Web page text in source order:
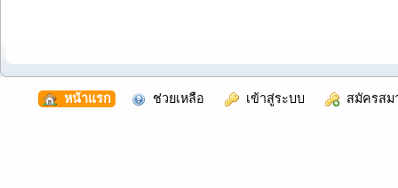
หน้าแรก ช่วยเหลือ เข้าสู่ระบบ สมัครสม